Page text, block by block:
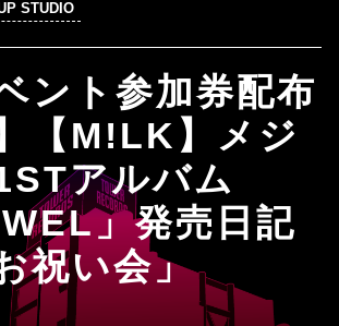
STUDIO
ント参加券配布
【M!LK】メジ
アルバム
」発売日記
祝い会」